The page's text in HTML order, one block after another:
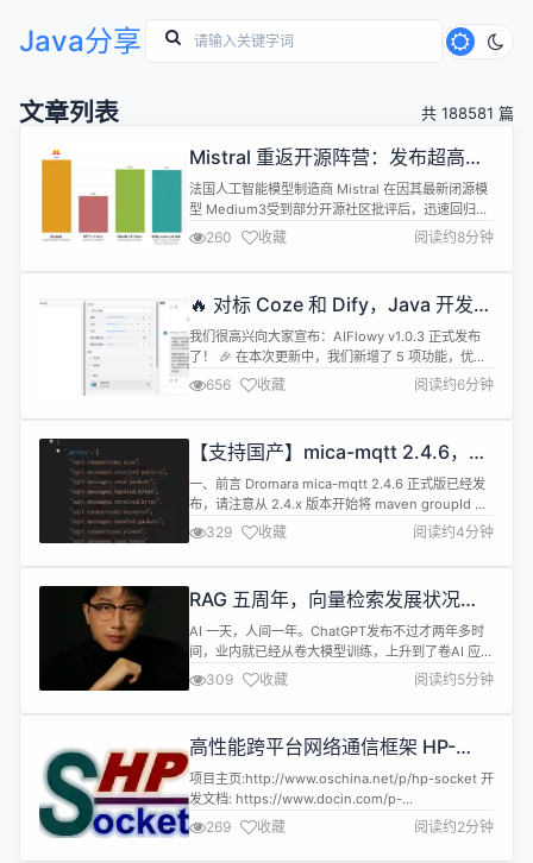
Java分享
文章列表 共 188581 篇
Mistral 重返开源阵营：发布超高效
代码 AI 模型 Devstral
法国人工智能模型制造商 Mistral 在因其最新闭源模
型 Medium3受到部分开源社区批评后，迅速回归开
源路线。该公司近日与开源初创公司 All Hands
AI（OpenDevin 的创建者）合作，推出了全新的开
源语言模型 Devstral。这款拥有2400万参数的轻量
在特定基准测试中超越了许多参数高达...
260 收藏 阅读约8分钟
🔥 对标 Coze 和 Dify，Java 开发的
AIFlowy v1.0.3 发布
我们很高兴向大家宣布：AIFlowy v1.0.3 正式发布
了！ 🎉 在本次更新中，我们新增了 5 项功能，优化
了 5 处细节，修复了 6 个问题。最重要的是：我们
完成了 20+ 个文档的更新，文档已经逐渐完善。 👉
查看更新详情:
AIFlowy 是一个基于 Ja...
656 收藏 阅读约6分钟
【支持国产】mica-mqtt 2.4.6，
solon 插件支持指标和泛型订阅
一、前言 Dromara mica-mqtt 2.4.6 正式版已经发
布，请注意从 2.4.x 版本开始将 maven groupId 迁
移到了 org.dromara.mica-mqtt，包名切换到了
org.dromara，其它使用上均和老版本保持一致。强
烈推荐 大家尽快升级到新的 2.4.x。 另由于老的文档
329 收藏 阅读约4分钟
RAG 五周年，向量检索发展状况如
何？
AI 一天，人间一年。ChatGPT发布不过才两年多时
间，业内就已经从卷大模型训练，上升到了卷AI 应
用。到了应用这一层，大模型固有的幻觉问题、知识
时效性不足以及垂直领域知识匮乏等缺陷逐渐暴露。
大家发现，原来大模型并不是万能的。 在追求更可靠
核心的向量检索技术，正成为解决这些难题的重要突
破口。 基于这一背景...
309 收藏 阅读约5分钟
高性能跨平台网络通信框架 HP-
Socket v6.0.4
项目主页:http://www.oschina.net/p/hp-socket 开
发文档: https://www.docin.com/p-
4592706661.html 下载地址:
https://github.com/ldcsaa/HP-Socket v6.0.4 更
新 一、主要更新 优化Linux通信组件多路复用处理架
269 收藏 阅读约2分钟